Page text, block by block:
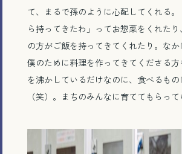
て、まるで孫のように心配してくれる
ら持ってきたわ」ってお惣菜をくれた
の方がご飯を持ってきてくれたり。な
僕のために料理を作ってきてくださる
を沸かしているだけなのに、食べるも
（笑）。まちのみんなに育ててもらって